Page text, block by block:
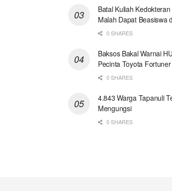
Batal Kuliah
Malah Dapat Beasiswa
0 SHARES
Baksos Bakal Warnai
Pecinta Toyota
0 SHARES
4.843 Warga Tapanuli
Mengungsi
0 SHARES